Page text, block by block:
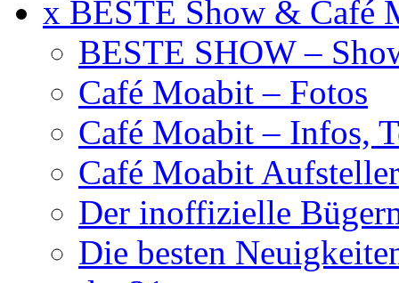
x BESTE Show & Café
BESTE SHOW –
Café Moabit – Fotos
Café Moabit – Infos,
Café Moabit Aufsteller
Der inoffizielle
Die besten